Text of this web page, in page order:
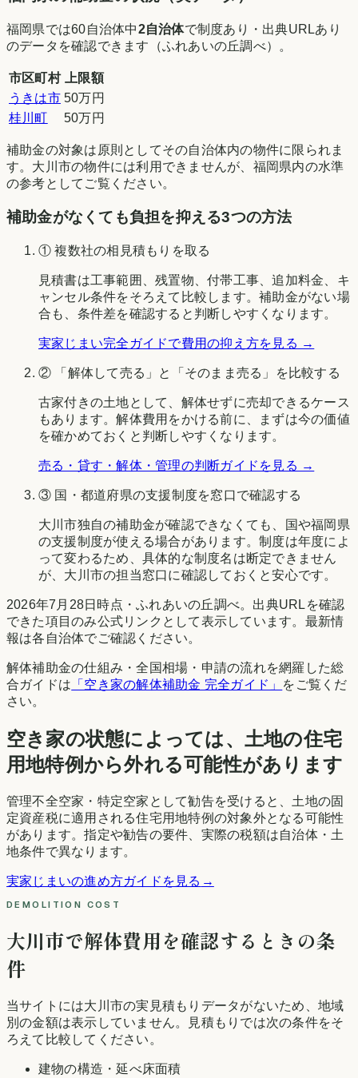
福岡県では60自治体中2自治体で制度あり・出典URLあり
のデータを確認できます（ふれあいの丘調べ）。
市区町村
上限額
うきは市 50万円
桂川町
50万円
補助金の対象は原則としてその自治体内の物件に限られま
す。 大川市の物件には利用できませんが、 福岡県内の水準
の参考としてご覧ください。
補助金がなくても負担を抑える3つの方法
① 複数社の相見積もりを取る
見積書は工事範囲、残置物、付帯工事、追加料金、キ
ャンセル条件をそろえて比較します。補助金がない場
合も、条件差を確認すると判断しやすくなります。
実家じまい完全ガイドで費用の抑え方を見る →
② 「解体して売る」と「そのまま売る」を比較する
古家付きの土地として、解体せずに売却できるケース
もあります。解体費用をかける前に、まずは今の価値
を確かめておくと判断しやすくなります。
売る・貸す・解体・管理の判断ガイドを見る →
③ 国・都道府県の支援制度を窓口で確認する
大川市独自の補助金が確認できなくても、国や福岡県
の支援制度が使える場合があります。制度は年度によ
って変わるため、具体的な制度名は断定できません
が、 大川市の担当窓口に確認しておくと安心です。
2026年7月28日時点 ・ふれあいの丘調べ。出典URLを確認
できた項目のみ公式リンクとして表示しています。最新情
報は各自治体でご確認ください。
解体補助金の仕組み・全国相場・申請の流れを網羅した総
合ガイドは 「空き家の解体補助金 完全ガイド」
をご覧くだ
さい。
空き家の状態によっては、土地の住宅
用地特例から外れる可能性があります
管理不全空家・特定空家として勧告を受けると、土地の固
定資産税に適用される住宅用地特例の対象外となる可能性
があります。指定や勧告の要件、実際の税額は自治体・土
地条件で異なります。
実家じまいの進め方ガイドを見る →
DEMOLITION COST
大川市で解体費用を確認するときの条
件
当サイトには大川市の実見積もりデータがないため、地域
別の金額は表示していません。見積もりでは次の条件をそ
ろえて比較してください。
建物の構造・延べ床面積